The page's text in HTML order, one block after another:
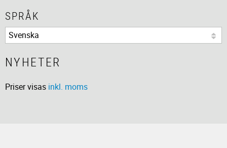
SPRÅK
NYHETER
Priser visas inkl. moms